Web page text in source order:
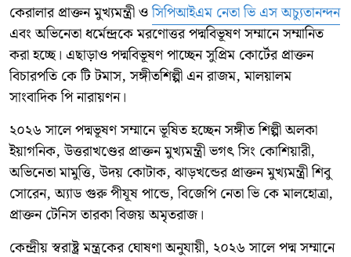
কেরালার প্রাক্তন মুখ্যমন্ত্রী ওসিপিআইএম নেতা ভি এস অচ্যুতানন্দন
এবং অভিনেতা ধর্মেন্দ্রকে মরণোত্তর পদ্মবিভূষণ সম্মানে সম্মানিত
করা হচ্ছে। এছাড়াও পদ্মবিভূষণ পাচ্ছেন সুপ্রিম কোর্টের প্রাক্তন
বিচারপতি কে টি টমাস, সঙ্গীতশিল্পী এন রাজম, মালয়ালম
সাংবাদিক পি নারায়ণন।
২০২৬ সালে পদ্মভূষণ সম্মানে ভূষিত হচ্ছেন সঙ্গীত শিল্পী অলকা
ইয়াগনিক, উত্তরাখণ্ডের প্রাক্তন মুখ্যমন্ত্রী ভগৎ সিং কোশিয়ারী,
অভিনেতা মামুত্তি, উদয় কোটাক, ঝাড়খন্ডের প্রাক্তন মুখ্যমন্ত্রী শিবু
সোরেন, অ্যাড গুরু পীযূষ পান্ডে, বিজেপি নেতা ভি কে মালহোত্রা,
প্রাক্তন টেনিস তারকা বিজয় অমৃতরাজ।
কেন্দ্রীয় স্বরাষ্ট্র মন্ত্রকের ঘোষণা অনুযায়ী, ২০২৬ সালে পদ্ম সম্মানে